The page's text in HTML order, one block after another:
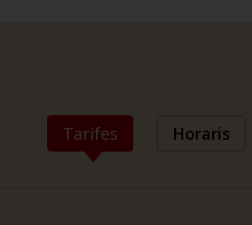
Tarifes Horaris